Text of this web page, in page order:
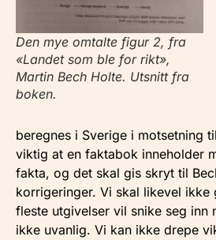
Den mye omtalte figur 2, fra
«Landet som ble for rikt»,
Martin Bech Holte. Utsnitt fra
boken.
beregnes i Sverige i motsetning
viktig at en faktabok inneholder
fakta, og det skal gis skryt til
korrigeringer. Vi skal likevel ikke
fleste utgivelser vil snike seg inn
ikke uvanlig. Vi kan ikke drepe